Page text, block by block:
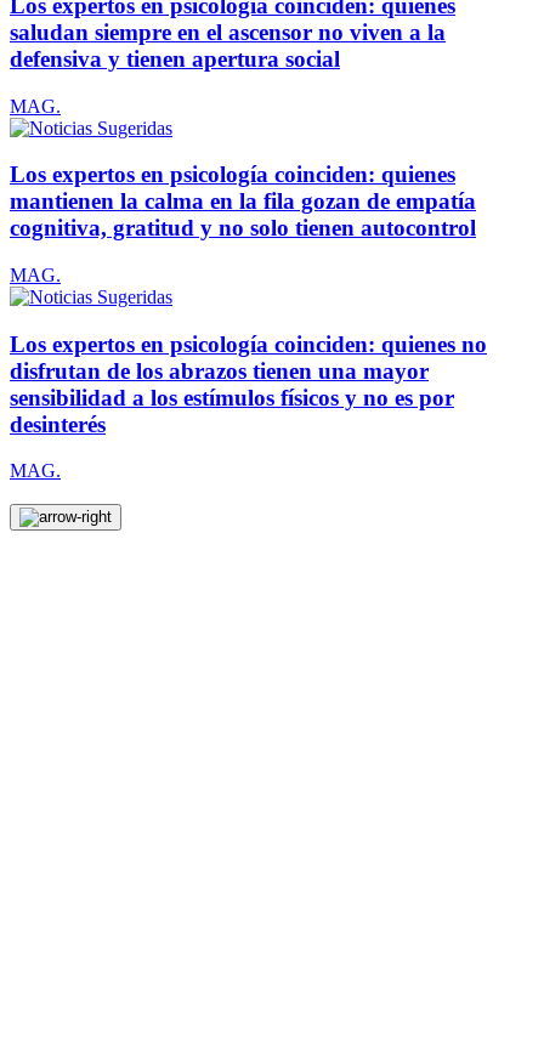
Los expertos en psicología coinciden: quienes
saludan siempre en el ascensor no viven a la
defensiva y tienen apertura social
MAG.
Los expertos en psicología coinciden: quienes
mantienen la calma en la fila gozan de empatía
cognitiva, gratitud y no solo tienen autocontrol
MAG.
Los expertos en psicología coinciden: quienes no
disfrutan de los abrazos tienen una mayor
sensibilidad a los estímulos físicos y no es por
desinterés
MAG.